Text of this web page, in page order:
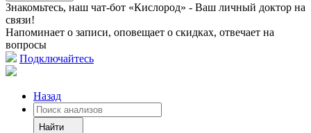
Знакомьтесь, наш чат-бот «Кислород» - Ваш личный доктор на
связи!
Напоминает о записи, оповещает о скидках, отвечает на
вопросы
Подключайтесь
Назад
Найти